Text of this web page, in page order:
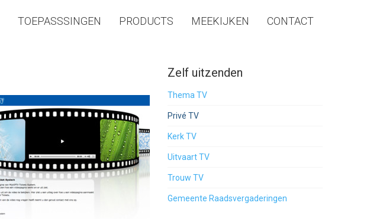
TOEPASSSINGEN PRODUCTS MEEKIJKEN CONTACT
Zelf uitzenden
Thema TV
Privé TV
Kerk TV
Uitvaart TV
Trouw TV
Gemeente Raadsvergaderingen